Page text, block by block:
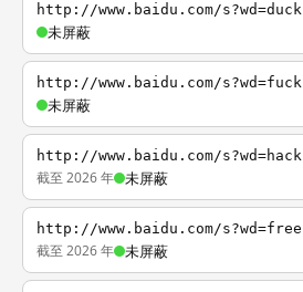
http://www.baidu.com/s?wd=duck
未屏蔽
http://www.baidu.com/s?wd=fuck
未屏蔽
http://www.baidu.com/s?wd=hack
截至 2026 年 未屏蔽
http://www.baidu.com/s?wd=free
截至 2026 年 未屏蔽